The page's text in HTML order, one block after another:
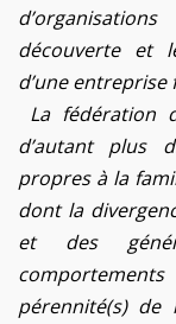
découverte et
d’une
La fédération
d’autant plus
propres à la
dont la
et des
pérennité(s) de